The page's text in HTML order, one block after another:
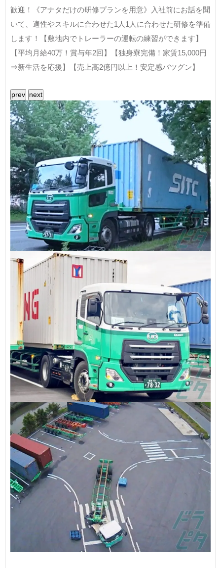
歓迎！《アナタだけの研修プランを用意》入社前にお話を聞
いて、適性やスキルに合わせた1人1人に合わせた研修を準備
します！【敷地内でトレーラーの運転の練習ができます】
【平均月給40万！賞与年2回】【独身寮完備！家賃15,000円
⇒新生活を応援】【売上高2億円以上！安定感バツグン】
prev next